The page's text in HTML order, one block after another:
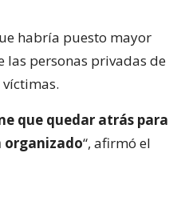
habría puesto mayor
las personas privadas de
que quedar atrás para
organizado“, afirmó el